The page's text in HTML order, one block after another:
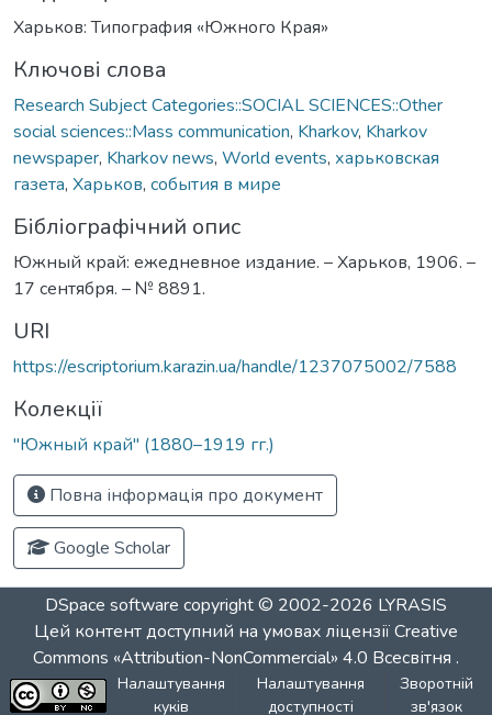
Харьков: Типография «Южного Края»
Ключові слова
Research Subject Categories::SOCIAL SCIENCES::Other
social sciences::Mass communication, Kharkov, Kharkov
newspaper, Kharkov news, World events, харьковская
газета, Харьков, события в мире
Бібліографічний опис
Южный край: ежедневное издание. – Харьков, 1906. –
17 сентября. – № 8891.
URI
https://escriptorium.karazin.ua/handle/1237075002/7588
Колекції
"Южный край" (1880–1919 гг.)
Повна інформація про документ
Google Scholar
DSpace software copyright © 2002-2026 LYRASIS
Цей контент доступний на умовах ліцензіїCreative
Commons «Attribution-NonCommercial» 4.0 Всесвітня .
Налаштування
куків
Налаштування
доступності
Зворотній
зв'язок